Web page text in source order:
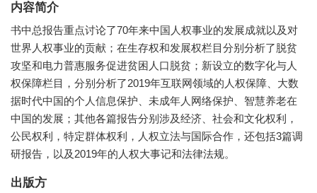
内容简介
书中总报告重点讨论了70年来中国人权事业的发展成就以及对
世界人权事业的贡献；在生存权和发展权栏目分别分析了脱贫
攻坚和电力普惠服务促进贫困人口脱贫；新设立的数字化与人
权保障栏目，分别分析了2019年互联网领域的人权保障、大数
据时代中国的个人信息保护、未成年人网络保护、智慧养老在
中国的发展；其他各篇报告分别涉及经济、社会和文化权利，
公民权利，特定群体权利，人权立法与国际合作，还包括3篇调
研报告，以及2019年的人权大事记和法律法规。
出版方